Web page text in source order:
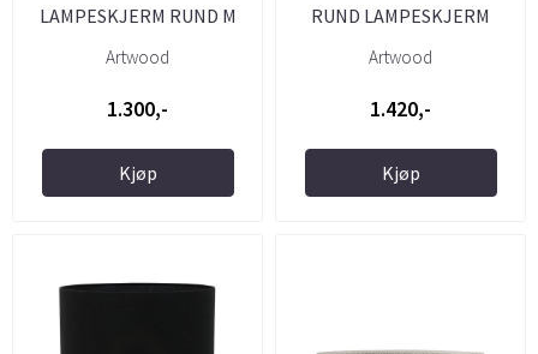
LAMPESKJERM RUND M
Ø40X21H
Artwood
1.300,-
Kjøp
RUND LAMPESKJERM
Ø40X21H
Artwood
1.420,-
Kjøp